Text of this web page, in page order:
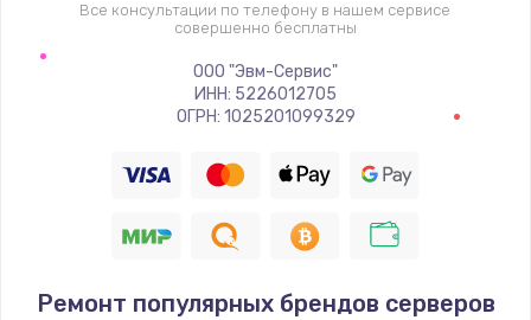
Все консультации по телефону в нашем сервисе
совершенно бесплатны
ООО "Эвм-Сервис"
ИНН: 5226012705
ОГРН: 1025201099329
Ремонт популярных брендов серверов